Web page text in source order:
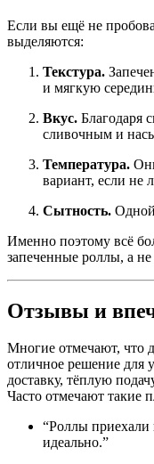
Если вы ещё не
выделяются:
Текстура.
и мягкую
Вкус. Благодаря
сливочным и
Температура.
вариант, если не
Сытность. Одной
Именно поэтому всё
запеченные роллы, а
Отзывы и
Многие отмечают, что
отличное решение для
доставку, тёплую
Часто отмечают такие
“Роллы
идеально.”